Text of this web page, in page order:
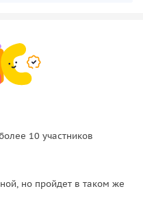
10 участников
но пройдет в таком же